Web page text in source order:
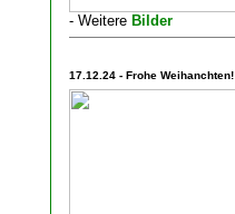
- Weitere Bilder
17.12.24 - Frohe Weihanchten!